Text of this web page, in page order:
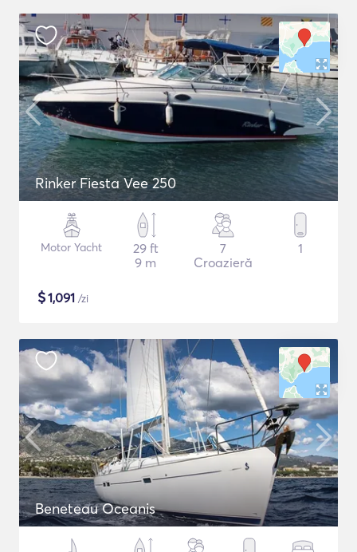
Rinker Fiesta Vee 250
Motor Yacht
29 ft
9 m
7
Croazieră
1
$1,091 /zi
Beneteau Oceanis